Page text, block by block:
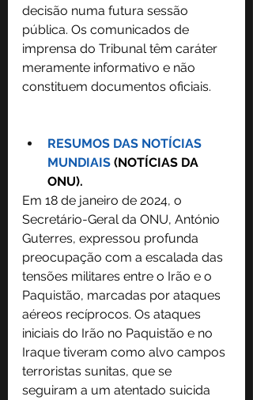
decisão numa futura sessão
pública. Os comunicados de
imprensa do Tribunal têm caráter
meramente informativo e não
constituem documentos oficiais.
RESUMOS DAS NOTÍCIAS
MUNDIAIS (NOTÍCIAS DA
ONU).
Em 18 de janeiro de 2024, o
Secretário-Geral da ONU, António
Guterres, expressou profunda
preocupação com a escalada das
tensões militares entre o Irão e o
Paquistão, marcadas por ataques
aéreos recíprocos. Os ataques
iniciais do Irão no Paquistão e no
Iraque tiveram como alvo campos
terroristas sunitas, que se
seguiram a um atentado suicida